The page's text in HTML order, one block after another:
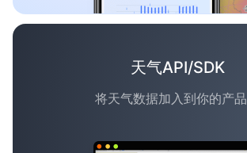
天气API/SDK
将天气数据加入到你的产